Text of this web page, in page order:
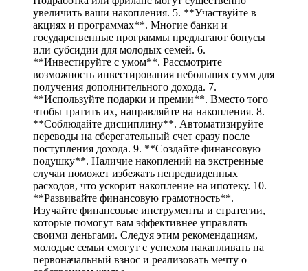
увеличить ваши накопления. 5. **Участвуйте в
акциях и программах**. Многие банки и
государственные программы предлагают бонусы
или субсидии для молодых семей. 6.
**Инвестируйте с умом**. Рассмотрите
возможность инвестирования небольших сумм для
получения дополнительного дохода. 7.
**Используйте подарки и премии**. Вместо того
чтобы тратить их, направляйте на накопления. 8.
**Соблюдайте дисциплину**. Автоматизируйте
переводы на сберегательный счет сразу после
поступления дохода. 9. **Создайте финансовую
подушку**. Наличие накоплений на экстренные
случаи поможет избежать непредвиденных
расходов, что ускорит накопление на ипотеку. 10.
**Развивайте финансовую грамотность**.
Изучайте финансовые инструменты и стратегии,
которые помогут вам эффективнее управлять
своими деньгами. Следуя этим рекомендациям,
молодые семьи смогут с успехом накапливать на
первоначальный взнос и реализовать мечту о